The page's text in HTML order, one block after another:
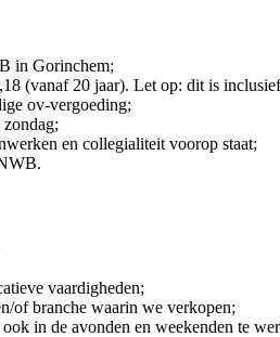
in Gorinchem;
(vanaf 20 jaar). Let op: dit is
ov-vergoeding;
en collegialiteit voorop staat;
vaardigheden;
of branche waarin we verkopen;
in de avonden en weekenden te